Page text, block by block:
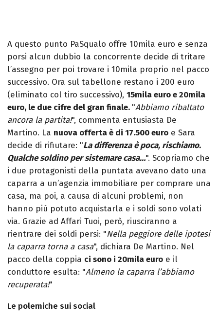
A questo punto PaSqualo offre 10mila euro e senza
porsi alcun dubbio la concorrente decide di tritare
l’assegno per poi trovare i 10mila proprio nel pacco
successivo. Ora sul tabellone restano i 200 euro
(eliminato col tiro successivo), 15mila euro e 20mila
euro, le due cifre del gran finale. "Abbiamo ribaltato
ancora la partita!", commenta entusiasta De
Martino. La nuova offerta è di 17.500 euro e Sara
decide di rifiutare: "La differenza è poca, rischiamo.
Qualche soldino per sistemare casa…". Scopriamo che
i due protagonisti della puntata avevano dato una
caparra a un’agenzia immobiliare per comprare una
casa, ma poi, a causa di alcuni problemi, non
hanno più potuto acquistarla e i soldi sono volati
via. Grazie ad Affari Tuoi, però, riusciranno a
rientrare dei soldi persi: "Nella peggiore delle ipotesi
la caparra torna a casa", dichiara De Martino. Nel
pacco della coppia ci sono i 20mila euro e il
conduttore esulta: "Almeno la caparra l’abbiamo
recuperata!"
Le polemiche sui social